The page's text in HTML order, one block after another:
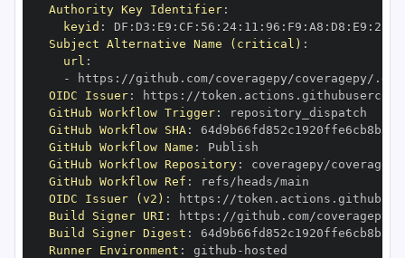
Authority Key Identifier:
keyid : DF : D3 : E9 : CF : 56 : 24: 11 : 96 : F9 : A8 : D8 : E9 : 28
Subject Alternative Name (critical) :
url :
-
https :
OIDC Issuer: https :
GitHub Workflow Trigger:
GitHub Workflow SHA:
GitHub Workflow Name :
GitHub Workflow Repository:
GitHub Workflow Ref :
OIDC Issuer (v2) : https :
Build Signer URI : https :
Build Signer Digest :
Runner Environment : github -